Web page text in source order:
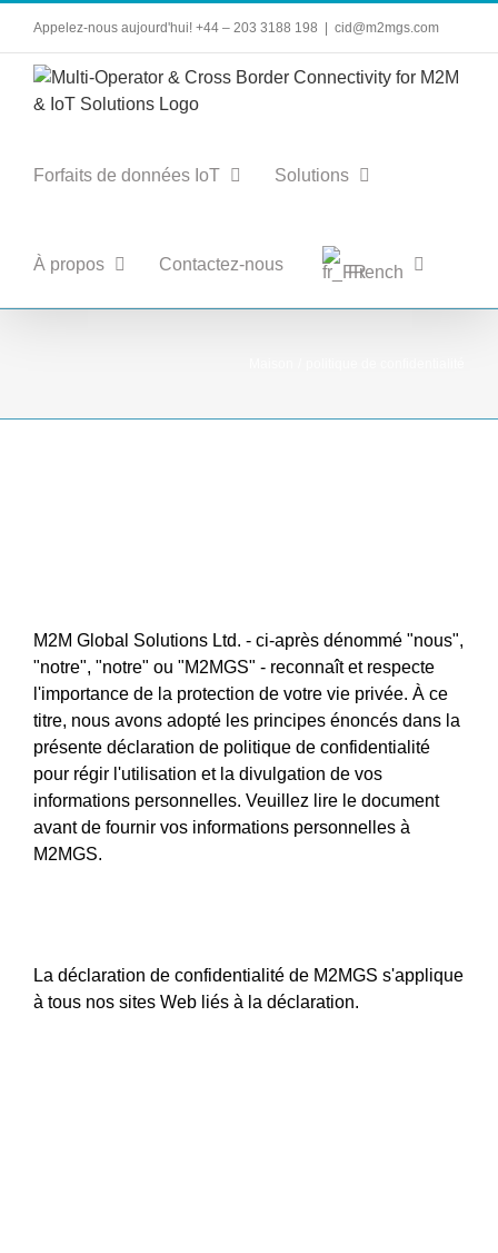
contenu
Appelez-nous aujourd'hui! +44 – 203 3188 198 cid@m2mgs.com
Forfaits de données IoT Solutions
À propos Contactez-nous French
M2M Global Solutions Ltd. - ci-après dénommé "nous",
"notre", "notre" ou "M2MGS" - reconnaît et respecte
l'importance de la protection de votre vie privée. À ce
titre, nous avons adopté les principes énoncés dans la
présente déclaration de politique de confidentialité
pour régir l'utilisation et la divulgation de vos
informations personnelles. Veuillez lire le document
avant de fournir vos informations personnelles à
M2MGS.
La déclaration de confidentialité de M2MGS s'applique
à tous nos sites Web liés à la déclaration.